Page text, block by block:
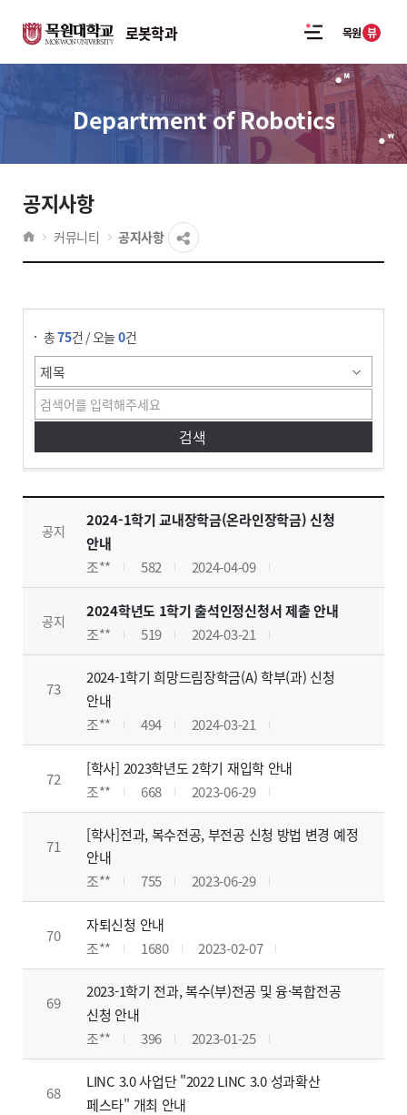
로봇학과 목원 뷰
Department of Robotics
공지사항
커뮤니티 공지사항
총75 건 / 오늘0건
공지사항
공지
2024-1학기 교내장학금(온라인장학금) 신청
안내
조**
582 2024-04-09
공지
2024학년도 1학기 출석인정신청서 제출 안내
조**
519 2024-03-21
73
2024-1학기 희망드림장학금(A) 학부(과) 신청
안내
조**
494 2024-03-21
72
[학사] 2023학년도 2학기 재입학 안내
조**
668 2023-06-29
71
[학사]전과, 복수전공, 부전공 신청 방법 변경 예정
안내
조**
755 2023-06-29
70
자퇴신청 안내
조**
1680 2023-02-07
69
2023-1학기 전과, 복수(부)전공 및 융·복합전공
신청 안내
조**
396 2023-01-25
68
LINC 3.0 사업단 "2022 LINC 3.0 성과확산
페스타" 개최 안내